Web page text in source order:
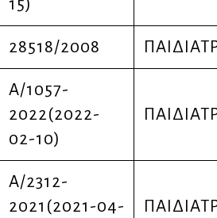
15)
28518/2008
Α/1057-
2022(2022-
02-10)
Α/2312-
2021(2021-04-